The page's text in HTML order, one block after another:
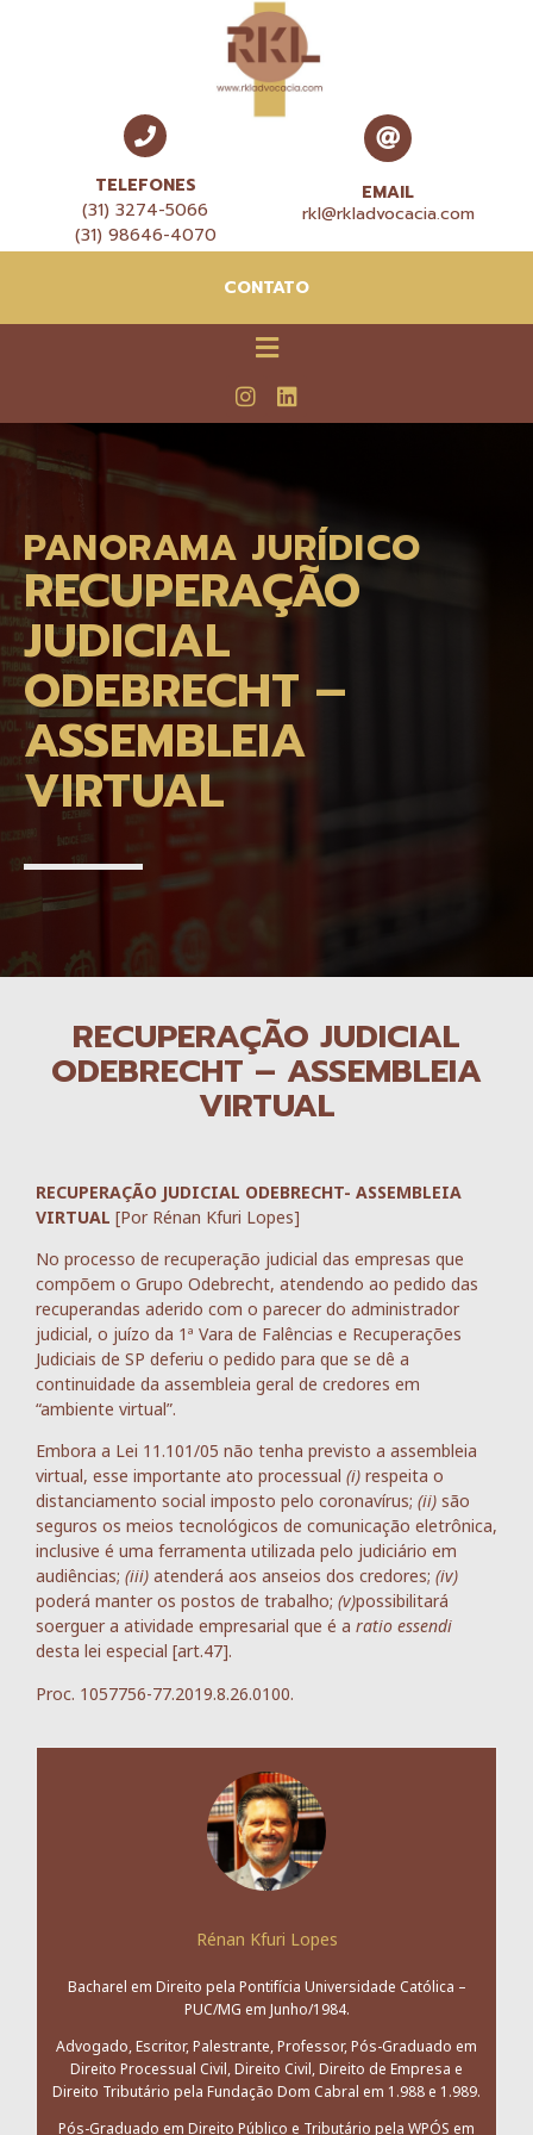
TELEFONES
(31) 3274-5066
(31) 98646-4070
EMAIL
rkl@rkladvocacia.com
CONTATO
PANORAMA JURÍDICO
RECUPERAÇÃO
JUDICIAL
ODEBRECHT –
ASSEMBLEIA
VIRTUAL
RECUPERAÇÃO JUDICIAL
ODEBRECHT – ASSEMBLEIA
VIRTUAL
RECUPERAÇÃO JUDICIAL ODEBRECHT- ASSEMBLEIA
VIRTUAL [Por Rénan Kfuri Lopes]
No processo de recuperação judicial das empresas que
compõem o Grupo Odebrecht, atendendo ao pedido das
recuperandas aderido com o parecer do administrador
judicial, o juízo da 1ª Vara de Falências e Recuperações
Judiciais de SP deferiu o pedido para que se dê a
continuidade da assembleia geral de credores em
“ambiente virtual”.
Embora a Lei 11.101/05 não tenha previsto a assembleia
virtual, esse importante ato processual (i) respeita o
distanciamento social imposto pelo coronavírus; (ii) são
seguros os meios tecnológicos de comunicação eletrônica,
inclusive é uma ferramenta utilizada pelo judiciário em
audiências; (iii) atenderá aos anseios dos credores; (iv)
poderá manter os postos de trabalho; (v)possibilitará
soerguer a atividade empresarial que é a ratio essendi
desta lei especial [art.47].
Proc. 1057756-77.2019.8.26.0100.
Rénan Kfuri Lopes
Bacharel em Direito pela Pontifícia Universidade Católica –
PUC/MG em Junho/1984.
Advogado, Escritor, Palestrante, Professor, Pós-Graduado em
Direito Processual Civil, Direito Civil, Direito de Empresa e
Direito Tributário pela Fundação Dom Cabral em 1.988 e 1.989.
Pós-Graduado em Direito Público e Tributário pela WPÓS em